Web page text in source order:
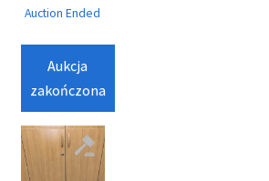
Auction Ended
Aukcja
zakończona